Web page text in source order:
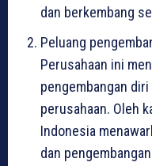
dan berkembang
Peluang
Perusahaan ini
pengembangan
perusahaan. Oleh
Indonesia
dan